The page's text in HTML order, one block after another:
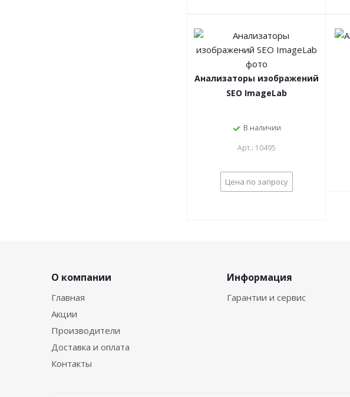
Анализаторы изображений
SEO ImageLab
В наличии
Арт.: 10495
Цена по запросу
О компании
Главная
Акции
Производители
Доставка и оплата
Контакты
Информация
Гарантии и сервис